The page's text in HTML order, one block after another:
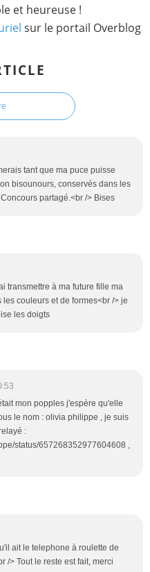
et heureuse !
sur le portail Overblog
tant que ma puce puisse
bisounours, conservés dans les
partagé.<br /> Bises
transmettre à ma future fille ma
couleurs et de formes<br /> je
les doigts
mon popples j'espère qu'elle
le nom : olivia philippe , je suis
:
status/657268352977604608 ,
ait le telephone à roulette de
/> Tout le reste est fait, merci